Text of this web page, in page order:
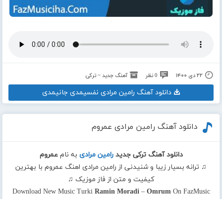
۲۲ دی ۱۴۰۰ 0 نظر آهنگ جدید ~ ترکی
دانلود آهنگ رامین مرادی نفسیمدی جانیمدی
دانلود آهنگ رامین مرادی عمروم
دانلود آهنگ ترکی جدید رامین مرادی به نامعمروم
♫ ترانه بسیار زیبا و شنیدنی از رامین مرادی اهنگ عمروم با بهترین
کیفیت و متن از فاز موزیک ♫
Download New Music Turki Ramin Moradi– OmrumOn FazMusic